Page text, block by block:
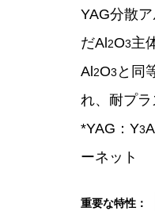
YAG分散
だAl 2O3主
Al 2O3 と同
れ、耐プラ
*YAG：Y3Al
ーネット
重要な特性：